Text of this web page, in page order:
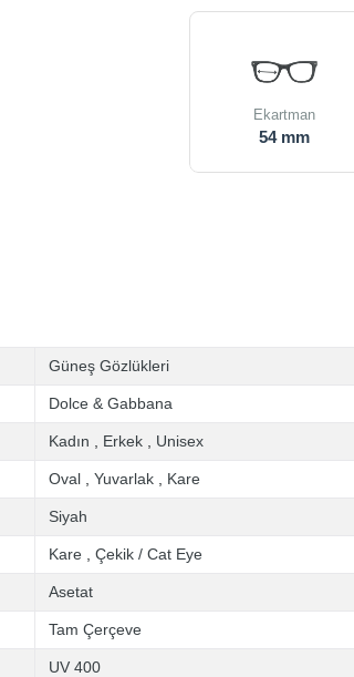
Ekartman
54 mm
Güneş Gözlükleri
Dolce & Gabbana
Kadın Erkek Unisex
Oval Yuvarlak Kare
Siyah
Kare Çekik / Cat Eye
Asetat
Tam Çerçeve
UV 400